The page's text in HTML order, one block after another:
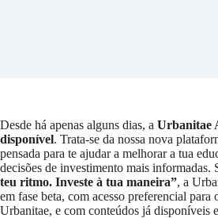
Desde há apenas alguns dias, a Urbanitae
disponível. Trata-se da nossa nova
pensada para te ajudar a melhorar a tua
decisões de investimento mais informadas.
teu ritmo. Investe à tua maneira”, a
em fase beta, com acesso preferencial para
Urbanitae, e com conteúdos já disponíveis